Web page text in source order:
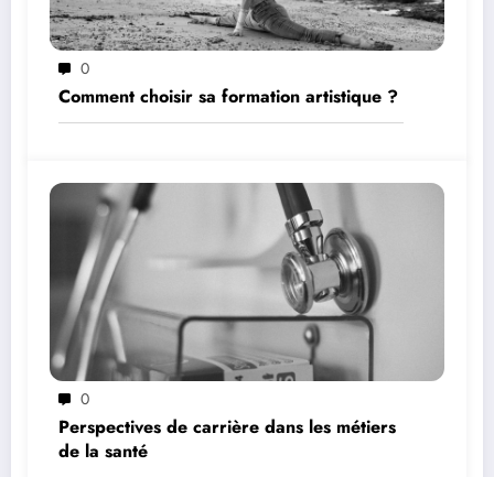
0
Comment choisir sa formation artistique ?
0
Perspectives de carrière dans les métiers
de la santé